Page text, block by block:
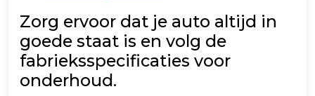
Zorg ervoor dat je auto altijd in
goede staat is en volg de
fabrieksspecificaties voor
onderhoud.